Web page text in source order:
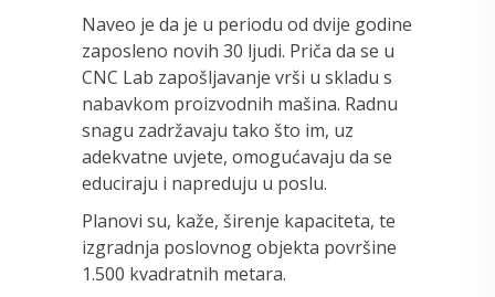
Naveo je da je u periodu od dvije godine
zaposleno novih 30 ljudi. Priča da se u
CNC Lab zapošljavanje vrši u skladu s
nabavkom proizvodnih mašina. Radnu
snagu zadržavaju tako što im, uz
adekvatne uvjete, omogućavaju da se
educiraju i napreduju u poslu.
Planovi su, kaže, širenje kapaciteta, te
izgradnja poslovnog objekta površine
1.500 kvadratnih metara.